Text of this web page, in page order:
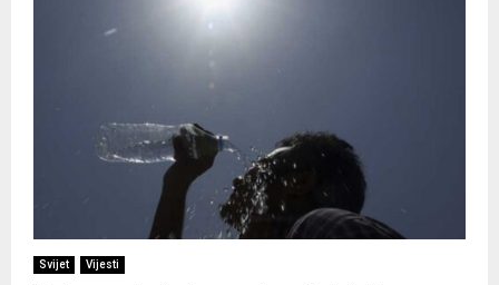
Svijet Vijesti